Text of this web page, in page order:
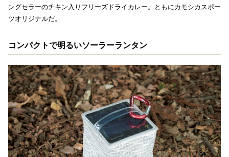
ングセラーのチキン入りフリーズドライカレー。ともにカモシカスポー
ツオリジナルだ。
コンパクトで明るいソーラーランタン